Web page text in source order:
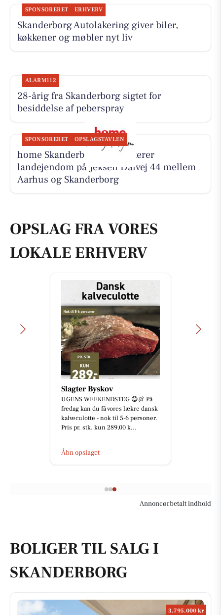
SPONSORERET ERHVERV
Skanderborg Autolakering giver biler,
køkkener og møbler nyt liv
ALARM112
28-årig fra Skanderborg sigtet for
besiddelse af peberspray
SPONSORERET OPSLAGSTAVLEN
home Skanderborg præsenterer
landejendom på Jeksen Dalvej 44 mellem
Aarhus og Skanderborg
OPSLAG FRA VORES
LOKALE ERHVERV
Slagter Byskov
UGENS WEEKENDSTEG 😋🍖 På
fredag kan du få vores lækre dansk
kalveculotte - nok til 5-6 personer.
Pris pr. stk. kun 289,00 k...
Åbn opslaget
Annoncørbetalt indhold
BOLIGER TIL SALG I
SKANDERBORG
3.795.000 kr